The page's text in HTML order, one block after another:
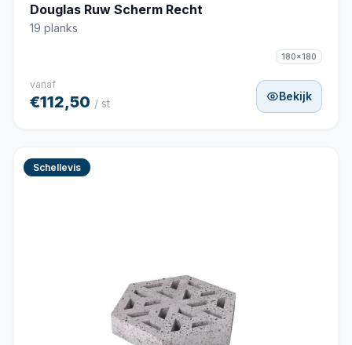
Douglas Ruw Scherm Recht
19 planks
180x180
vanaf
€112,50 / st
Bekijk
Schellevis